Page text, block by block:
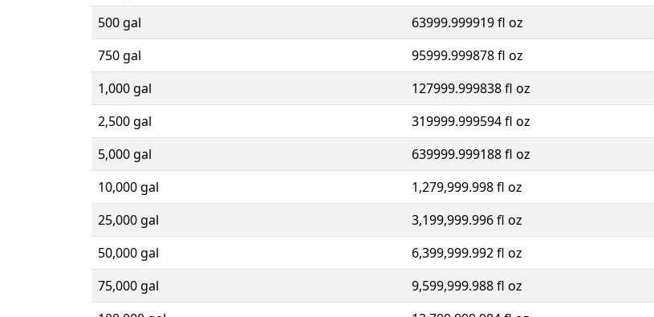
500 gal
63999.999919 fl oz
750 gal
95999.999878 fl oz
1,000 gal
127999.999838 fl oz
2,500 gal
319999.999594 fl oz
5,000 gal
639999.999188 fl oz
10,000 gal
1,279,999.998 fl oz
25,000 gal
3,199,999.996 fl oz
50,000 gal
6,399,999.992 fl oz
75,000 gal
9,599,999.988 fl oz